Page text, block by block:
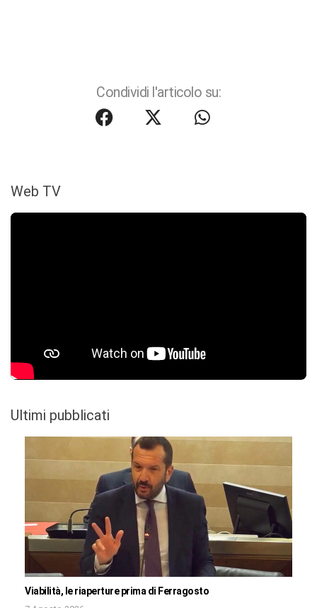
Condividi l'articolo su:
Web TV
Ultimi pubblicati
Viabilità, le riaperture prima di Ferragosto